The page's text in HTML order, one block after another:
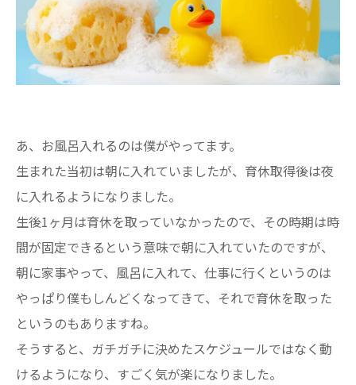
あ、お風呂入れるのは僕がやってます。
生まれた当初は朝に入れていましたが、育休取得後は夜
に入れるようになりました。
生後1ヶ月は育休を取っていなかったので、その時期は時
間が固定できるという意味で朝に入れていたのですが、
朝に家事やって、風呂に入れて、仕事に行くというのは
やっぱり僕もしんどくなってきて、それで育休を取った
というのもありますね。
そうすると、ガチガチに決めたスケジュールではなく動
けるようになり、すごく気が楽になりました。